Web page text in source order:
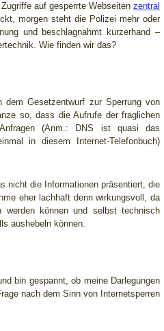
auf gesperrte Webseiten zentral
morgen steht die Polizei mehr oder
und beschlagnahmt kurzerhand –
Wie finden wir das?
Gesetzentwurf zur Sperrung von
so, dass die Aufrufe der fraglichen
(Anm.: DNS ist quasi das
in diesem Internet-Telefonbuch)
nicht die Informationen präsentiert, die
eher lachhaft denn wirkungsvoll, da
können und selbst technisch
aushebeln können.
bin gespannt, ob meine Darlegungen
nach dem Sinn von Internetsperren